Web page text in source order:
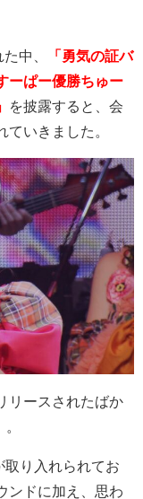
中、
「勇気の証バ
ーぱー優勝ちゅー
を披露すると、会
いきました。
リースされたばか
取り入れられてお
ンドに加え、思わ